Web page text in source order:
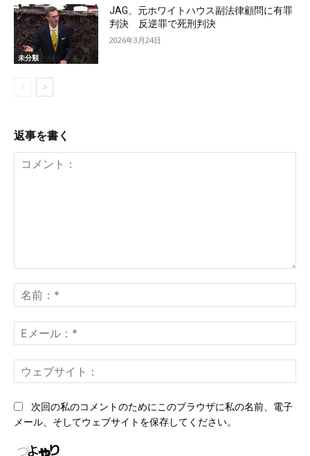
未分類
JAG、元ホワイトハウス副法律顧問に有罪
判決 反逆罪で死刑判決
2026年3月24日
返事を書く
ン
ト：
前
*
メ
ー
*ェ
次回の私のコメントのためにこのブラウザに私の名前、電子
メール、そしてウェブサイトを保存してください。